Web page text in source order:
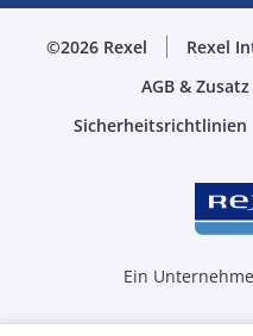
©2026 Rexel Rexel
AGB & Zusatz
Sicherheitsrichtlinien
Ein